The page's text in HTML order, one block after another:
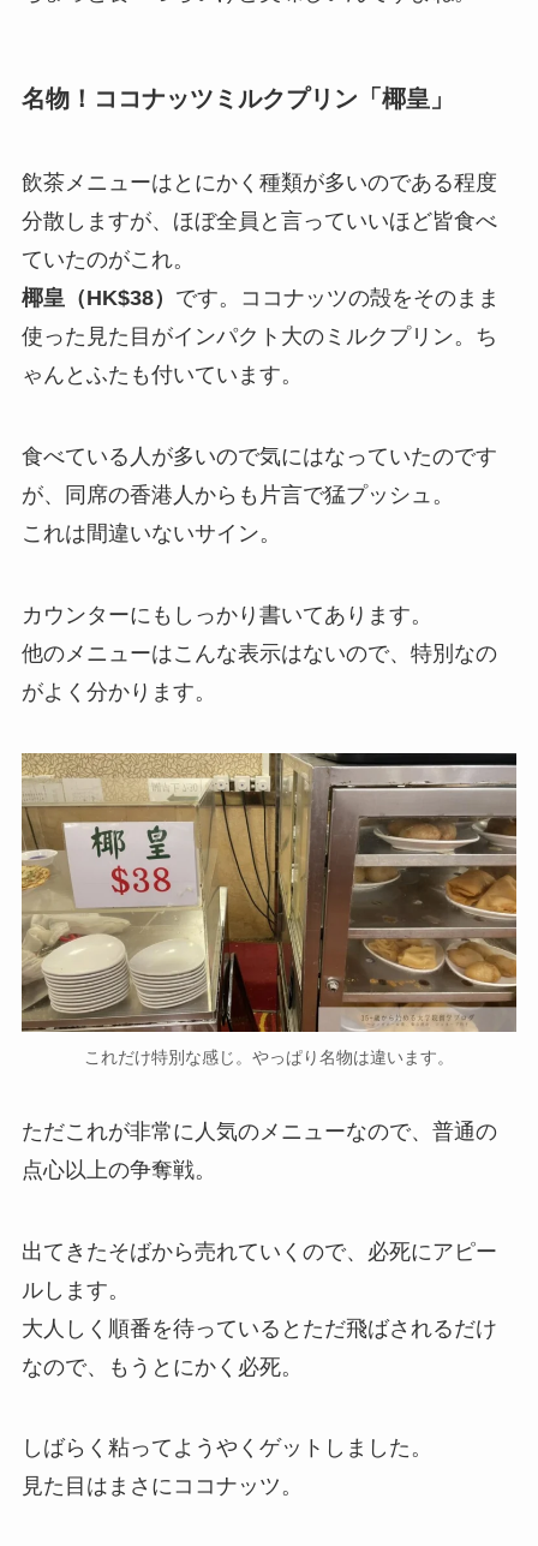
名物！ココナッツミルクプリン「椰皇」
飲茶メニューはとにかく種類が多いのである程度
分散しますが、ほぼ全員と言っていいほど皆食べ
ていたのがこれ。
椰皇（HK$38） です。ココナッツの殻をそのまま
使った見た目がインパクト大のミルクプリン。ち
ゃんとふたも付いています。
食べている人が多いので気にはなっていたのです
が、同席の香港人からも片言で猛プッシュ。
これは間違いないサイン。
カウンターにもしっかり書いてあります。
他のメニューはこんな表示はないので、特別なの
がよく分かります。
これだけ特別な感じ。やっぱり名物は違います。
ただこれが非常に人気のメニューなので、普通の
点心以上の争奪戦。
出てきたそばから売れていくので、必死にアピー
ルします。
大人しく順番を待っているとただ飛ばされるだけ
なので、もうとにかく必死。
しばらく粘ってようやくゲットしました。
見た目はまさにココナッツ。